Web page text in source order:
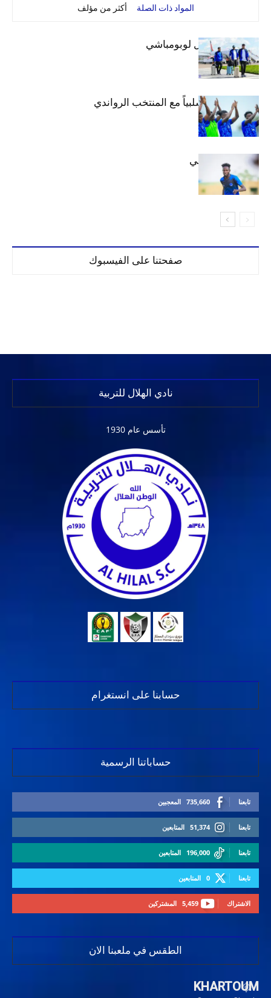
المواد ذات الصلة أكثر من مؤلف
بعثة الهلال تصل لوبومباشي
الهلال يتعادل سلبياً مع المنتخب الرواندي
إعدادياً
كنن يصل كيجالي
صفحتنا على الفيسبوك
نادي الهلال للتربية
تأسس عام 1930
حسابنا على انستغرام
حساباتنا الرسمية
735,660 المعجبين تابعنا
51,374 المتابعين تابعنا
196,000 المتابعين تابعنا
0 المتابعين تابعنا
5,459 المشتركين الاشتراك
الطقس في ملعبنا الان
KHARTOUM